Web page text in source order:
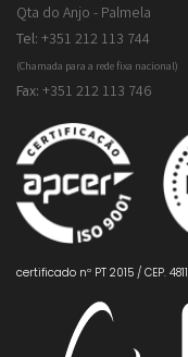
Qta do Anjo - Palmela
Tel: +351 212 113 744
(Chamada para a rede fixa nacional)
Fax: +351 212 113 746
certificado nº PT 2015 / CEP. 4811